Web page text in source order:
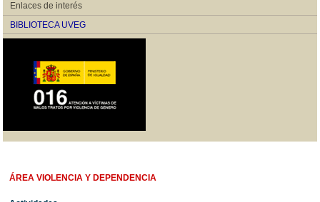
Enlaces de interés
BIBLIOTECA UVEG
ÁREA VIOLENCIA Y DEPENDENCIA